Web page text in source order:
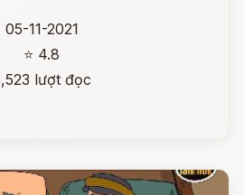
05-11-2021
⭐ 4.8
lượt đọc